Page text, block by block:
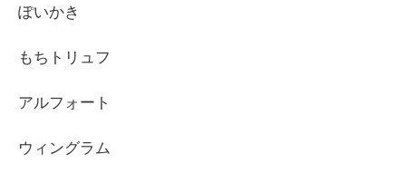
ぽいかき
もちトリュフ
アルフォート
ウィングラム